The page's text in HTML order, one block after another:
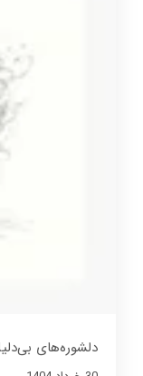
دلشوره‌های